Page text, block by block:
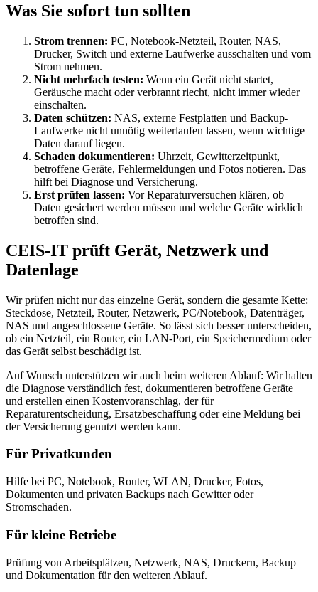
Was Sie sofort tun sollten
Strom trennen: PC, Notebook-Netzteil, Router, NAS,
Drucker, Switch und externe Laufwerke ausschalten und vom
Strom nehmen.
Nicht mehrfach testen: Wenn ein Gerät nicht startet,
Geräusche macht oder verbrannt riecht, nicht immer wieder
einschalten.
Daten schützen: NAS, externe Festplatten und Backup-
Laufwerke nicht unnötig weiterlaufen lassen, wenn wichtige
Daten darauf liegen.
Schaden dokumentieren: Uhrzeit, Gewitterzeitpunkt,
betroffene Geräte, Fehlermeldungen und Fotos notieren. Das
hilft bei Diagnose und Versicherung.
Erst prüfen lassen: Vor Reparaturversuchen klären, ob
Daten gesichert werden müssen und welche Geräte wirklich
betroffen sind.
CEIS-IT prüft Gerät, Netzwerk und
Datenlage
Wir prüfen nicht nur das einzelne Gerät, sondern die gesamte Kette:
Steckdose, Netzteil, Router, Netzwerk, PC/Notebook, Datenträger,
NAS und angeschlossene Geräte. So lässt sich besser unterscheiden,
ob ein Netzteil, ein Router, ein LAN-Port, ein Speichermedium oder
das Gerät selbst beschädigt ist.
Auf Wunsch unterstützen wir auch beim weiteren Ablauf: Wir halten
die Diagnose verständlich fest, dokumentieren betroffene Geräte
und erstellen einen Kostenvoranschlag, der für
Reparaturentscheidung, Ersatzbeschaffung oder eine Meldung bei
der Versicherung genutzt werden kann.
Für Privatkunden
Hilfe bei PC, Notebook, Router, WLAN, Drucker, Fotos,
Dokumenten und privaten Backups nach Gewitter oder
Stromschaden.
Für kleine Betriebe
Prüfung von Arbeitsplätzen, Netzwerk, NAS, Druckern, Backup
und Dokumentation für den weiteren Ablauf.